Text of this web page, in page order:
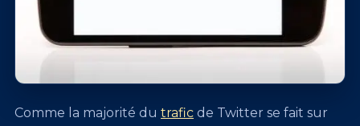
Comme la majorité du trafic de Twitter se fait sur